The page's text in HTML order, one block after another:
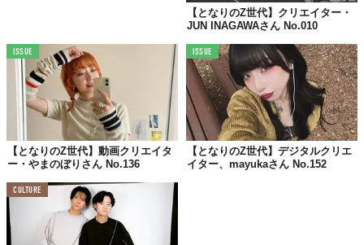
「現代的なデザインを融合させた鯉のぼりの企
画・デザイン・製造・販売をするブランド“泳
泳”をやっています。」
大切にしてる
人生のルールを3つ教えて！
1.何事においても
思考することを放棄しない
自己責任
【となりのZ世代】クリエイター・
JUN INAGAWAさん No.010
ISSUE
【となりのZ世代】動画クリエイタ
ー・やまのぼりさん No.136
ISSUE
【となりのZ世代】デジタルクリエ
イター、mayukaさん No.152
CULTURE